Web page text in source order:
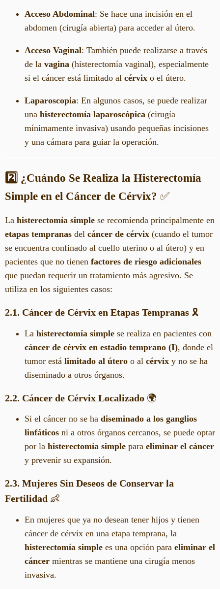
Acceso Abdominal: Se hace una incisión en el
abdomen (cirugía abierta) para acceder al útero.
Acceso Vaginal: También puede realizarse a través
de la vagina (histerectomía vaginal), especialmente
si el cáncer está limitado al cérvix o el útero.
Laparoscopia: En algunos casos, se puede realizar
una histerectomía laparoscópica (cirugía
mínimamente invasiva) usando pequeñas incisiones
y una cámara para guiar la operación.
2️⃣ ¿Cuándo Se Realiza la Histerectomía
Simple en el Cáncer de Cérvix? ✅
La histerectomía simple se recomienda principalmente en
etapas tempranas del cáncer de cérvix (cuando el tumor
se encuentra confinado al cuello uterino o al útero) y en
pacientes que no tienen factores de riesgo adicionales
que puedan requerir un tratamiento más agresivo. Se
utiliza en los siguientes casos:
2.1. Cáncer de Cérvix en Etapas Tempranas 🎗️
La histerectomía simple se realiza en pacientes con
cáncer de cérvix en estadio temprano (I), donde el
tumor está limitado al útero o al cérvix y no se ha
diseminado a otros órganos.
2.2. Cáncer de Cérvix Localizado 🌍
Si el cáncer no se ha diseminado a los ganglios
linfáticos ni a otros órganos cercanos, se puede optar
por la histerectomía simple para eliminar el cáncer
y prevenir su expansión.
2.3. Mujeres Sin Deseos de Conservar la
Fertilidad 👶
En mujeres que ya no desean tener hijos y tienen
cáncer de cérvix en una etapa temprana, la
histerectomía simple es una opción para eliminar el
cáncer mientras se mantiene una cirugía menos
invasiva.